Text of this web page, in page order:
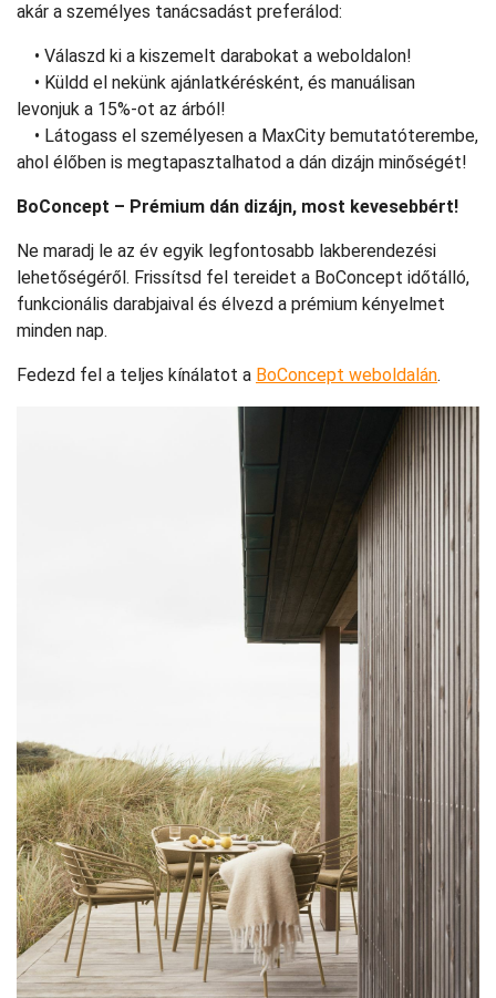
akár a személyes tanácsadást preferálod:
• Válaszd ki a kiszemelt darabokat a weboldalon!
• Küldd el nekünk ajánlatkérésként, és manuálisan
levonjuk a 15%-ot az árból!
• Látogass el személyesen a MaxCity bemutatóterembe,
ahol élőben is megtapasztalhatod a dán dizájn minőségét!
BoConcept – Prémium dán dizájn, most kevesebbért!
Ne maradj le az év egyik legfontosabb lakberendezési
lehetőségéről. Frissítsd fel tereidet a BoConcept időtálló,
funkcionális darabjaival és élvezd a prémium kényelmet
minden nap.
Fedezd fel a teljes kínálatot a BoConcept weboldalán.